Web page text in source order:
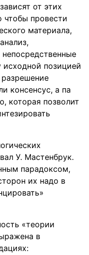
от этих
чтобы провести
материала,
исходной позицией
консенсус, а па
которая позволит
У. Мастенбрук.
парадоксом,
их надо в
«теории
в